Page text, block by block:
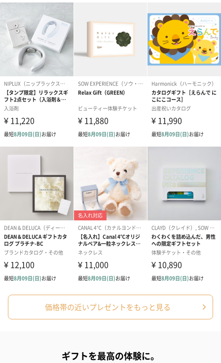
おります。
なお、マフラー専用ボックス・ダンボール装飾・紙袋の3点を一緒
にご注文いただいた場合、本画像のような縦長の大きい紙袋を同
梱してお届けいたしますが、ダンボールを並行にした状態でお入
れいただくことができないため、3点の組み合わせは推奨しており
ません。
ご注意いただきますようお願い申し上げます。
ジャドール
オードゥ パ
エタノール、香料、水、メトキシケイヒ酸エチルヘキ
シル、t−ブチルメトキシジベンゾイルメタン、サリチ
ル酸エチルヘキシル、BHT、トコフェロール、赤
504、黄4、紫401
※表示スペックは、流通時期によって、掲載の内容と
異なる場合がございます。気になる方は予め購入をお
控えください。
【外装サイズ】
幅3.4cm×縦3.3cm×高さ7.9cm
※パッケージサイズ
【使用方法】
と、症状を悪化させる恐れがありますので皮膚科専門
医等にご相談されることをおすすめします。（1）使用
価格帯の近いプレゼントをもっと見る
ギフトを最高の体験に。